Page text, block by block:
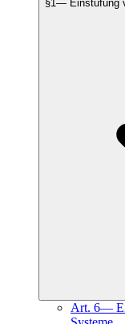
§1— Einstufung
Art. 6—